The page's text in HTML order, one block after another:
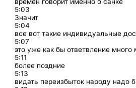
времен говорит именно о санке
5:03
Значит
5:04
все вот такие индивидуальные
5:07
это уже как бы ответвление много
5:11
более поздние
5:13
видать переизбыток народу надо